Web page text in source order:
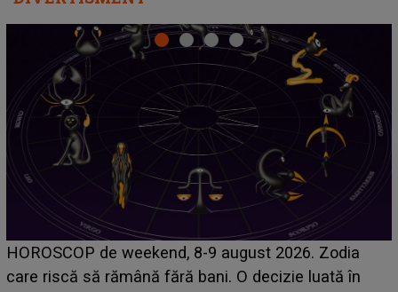
Emanuel a ținut ACEST DETALIU ASCUNS până
acum! În fața Alexandrei, concurentul din Casa Iubirii